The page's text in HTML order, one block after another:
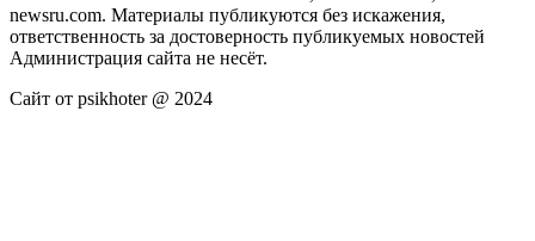
newsru.com. Материалы публикуются без искажения,
ответственность за достоверность публикуемых новостей
Администрация сайта не несёт.
Сайт от psikhoter @ 2024